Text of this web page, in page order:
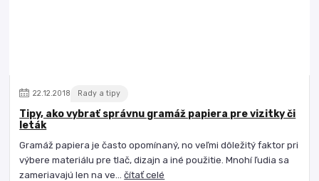
22.12.2018 Rady a tipy
Tipy, ako vybrať správnu gramáž papiera pre vizitky či
leták
Gramáž papiera je často opomínaný, no veľmi dôležitý faktor pri
výbere materiálu pre tlač, dizajn a iné použitie. Mnohí ľudia sa
zameriavajú len na ve...čítať celé